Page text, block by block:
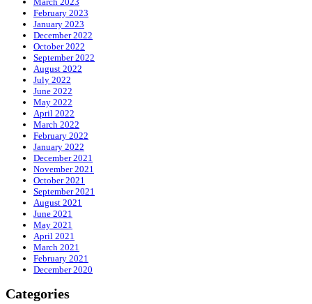
February 2023
January 2023
December 2022
October 2022
September 2022
August 2022
July 2022
June 2022
May 2022
April 2022
March 2022
February 2022
January 2022
December 2021
November 2021
October 2021
September 2021
August 2021
June 2021
May 2021
April 2021
March 2021
February 2021
December 2020
Categories